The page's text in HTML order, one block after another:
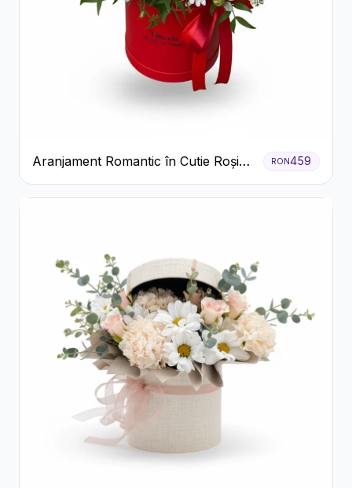
Aranjament Romantic în Cutie Roșie
cu Trandafiri și Crizanteme
RON459